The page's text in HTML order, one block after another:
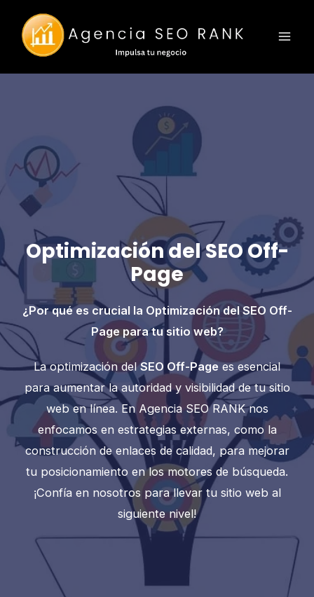
contenido
Optimización del SEO Off-
Page
¿Por qué es crucial la Optimización del SEO Off-
Page para tu sitio web?
La optimización delSEO Off-Pagees esencial
para aumentar la autoridad y visibilidad de tu sitio
web en línea. En Agencia SEO RANK nos
enfocamos en estrategias externas, como la
construcción de enlaces de calidad, para mejorar
tu posicionamiento en los motores de búsqueda.
¡Confía en nosotros para llevar tu sitio web al
siguiente nivel!